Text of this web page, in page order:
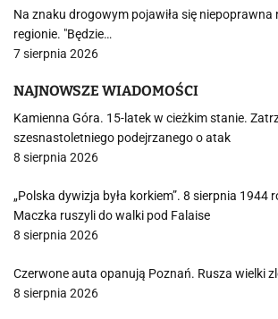
Na znaku drogowym pojawiła się
regionie. "Będzie…
7 sierpnia 2026
NAJNOWSZE WIADOMOŚCI
Kamienna Góra. 15-latek w cieżkim stanie.
szesnastoletniego podejrzanego o atak
8 sierpnia 2026
„Polska dywizja była korkiem”. 8 sierpnia 1944
Maczka ruszyli do walki pod Falaise
8 sierpnia 2026
Czerwone auta opanują Poznań. Rusza wielki
8 sierpnia 2026